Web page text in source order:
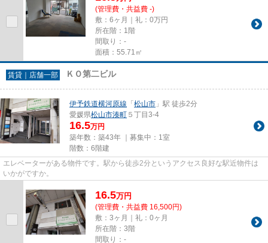
(管理費・共益費 -)
敷：6ヶ月｜礼：0万円
所在階：1階
間取り：-
面積：55.71㎡
賃貸｜店舗一部 ＫＯ第二ビル
伊予鉄道横河原線 「 松山市 」駅 徒歩2分
愛媛県松山市湊町 ５丁目3-4
16.5万円
築年数：築43年 ｜募集中： 1室
階数：6階建
エレベーターがある物件です。駅から徒歩2分というアクセス良好な駅近物件は
いかがですか。
16.5万円
(管理費・共益費 16,500円)
敷：3ヶ月｜礼：0ヶ月
所在階：3階
間取り：-